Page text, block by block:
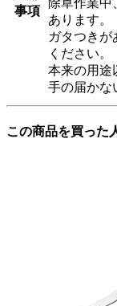
事項
あります。
ガタつきが
ください。
本来の用途
手の届かな
この商品を買った